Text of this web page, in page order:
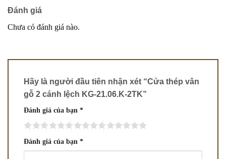
Đánh giá
Chưa có đánh giá nào.
Hãy là người đầu tiên nhận xét “Cửa thép vân
gỗ 2 cánh lệch KG-21.06.K-2TK”
Đánh giá của bạn *
Đánh giá của bạn *